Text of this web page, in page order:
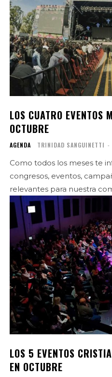
LOS CUATRO EVENTOS
OCTUBRE
AGENDA TRINIDAD SANGUINETTI -
Como todos los meses te
congresos, eventos,
relevantes para nuestra
LOS 5 EVENTOS
EN OCTUBRE